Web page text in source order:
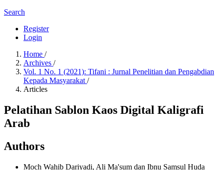
Search
Register
Login
Home /
Archives /
Vol. 1 No. 1 (2021): Tifani : Jurnal Penelitian dan Pengabdian
Kepada Masyarakat /
Articles
Pelatihan Sablon Kaos Digital Kaligrafi
Arab
Authors
Moch Wahib Dariyadi, Ali Ma'sum dan Ibnu Samsul Huda